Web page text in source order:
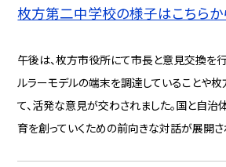
枚方第二中学校の様子はこちら
午後は、枚方市役所にて市長と意見交換を
ルラーモデルの端末を調達していることや
て、活発な意見が交わされました。国と自
育を創っていくための前向きな対話が展開さ